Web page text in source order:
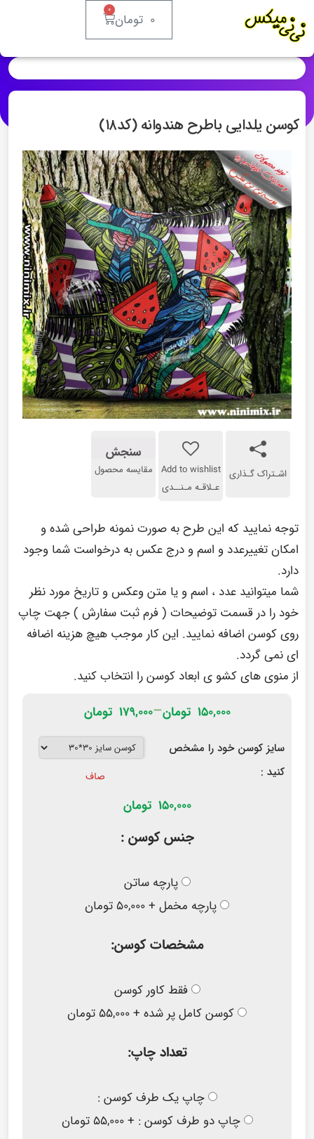
۰ تومان ۰
کوسن یلدایی باطرح هندوانه (کد۱۸)
اشـتراک گـذاری Add to wishlist
عـلاقـه مـنــدی
سنجش
مقایسه محصول
توجه نمایید که این طرح به صورت نمونه طراحی شده و
امکان تغییرعدد و اسم و درج عکس به درخواست شما وجود
دارد.
شما میتوانید عدد ، اسم و یا متن وعکس و تاریخ مورد نظر
خود را در قسمت توضیحات ( فرم ثبت سفارش ) جهت چاپ
روی کوسن اضافه نمایید. این کار موجب هیچ هزینه اضافه
ای نمی گردد.
از منوی های کشو ی ابعاد کوسن را انتخاب کنید.
۱۵۰,۰۰۰ تومان–۱۷۹,۰۰۰ تومان
سایز کوسن خود را مشخص
کنید :
صاف
150,000 تومان
جنس کوسن :
پارچه ساتن
پارچه مخمل + ۵۰,۰۰۰ تومان
مشخصات کوسن:
فقط کاور کوسن
کوسن کامل پر شده + ۵۵,۰۰۰ تومان
تعداد چاپ:
چاپ یک طرف کوسن :
چاپ دو طرف کوسن : + ۵۵,۰۰۰ تومان